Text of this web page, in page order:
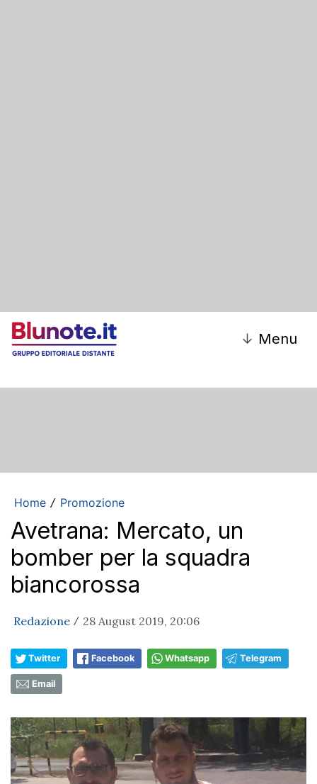
↓ Menu
Home / Promozione
Avetrana: Mercato, un
bomber per la squadra
biancorossa
Redazione / 28 August 2019, 20:06
Twitter Facebook Whatsapp Telegram
Email